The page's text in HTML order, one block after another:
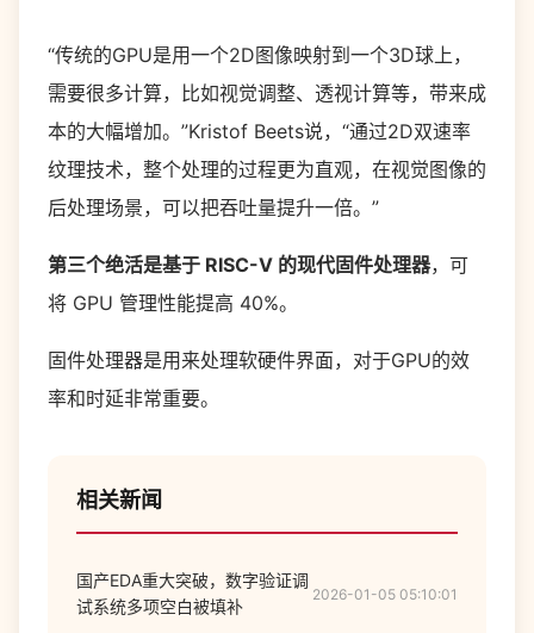
“传统的GPU是用一个2D图像映射到一个3D球上，
需要很多计算，比如视觉调整、透视计算等，带来成
本的大幅增加。”Kristof Beets说，“通过2D双速率
纹理技术，整个处理的过程更为直观，在视觉图像的
后处理场景，可以把吞吐量提升一倍。”
第三个绝活是基于 RISC-V 的现代固件处理器，可
将 GPU 管理性能提高 40%。
固件处理器是用来处理软硬件界面，对于GPU的效
率和时延非常重要。
相关新闻
国产EDA重大突破，数字验证调
试系统多项空白被填补
2026-01-05 05:10:01